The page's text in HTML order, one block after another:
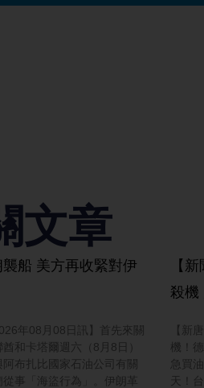
文章
船 美方再收緊對伊
年08月08日訊】首先來關
和卡塔爾週六（8月8日）
布扎比國家石油公司有關
事「海盜行為」。伊朗革
【
殺機
【新
機！
急買
天！